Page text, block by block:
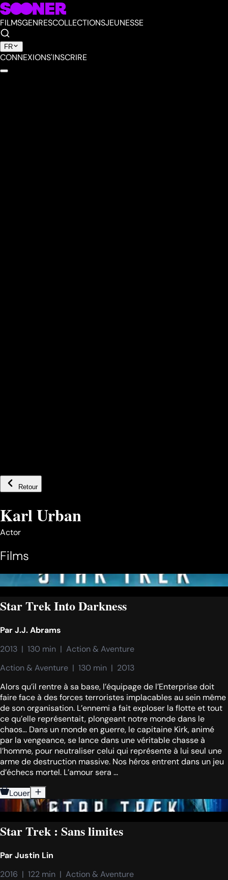
FILMSGENRESCOLLECTIONSJEUNESSE
FR
CONNEXIONS'INSCRIRE
Retour
Karl Urban
Actor
Films
Star Trek Into Darkness
ParJ.J. Abrams
2013  |  130 min  |  Action & Aventure
Action & Aventure  |  130 min  |  2013
Alors qu’il rentre à sa base, l’équipage de l’Enterprise doit
faire face à des forces terroristes implacables au sein même
de son organisation. L’ennemi a fait exploser la flotte et tout
ce qu’elle représentait, plongeant notre monde dans le
chaos… Dans un monde en guerre, le capitaine Kirk, animé
par la vengeance, se lance dans une véritable chasse à
l’homme, pour neutraliser celui qui représente à lui seul une
arme de destruction massive. Nos héros entrent dans un jeu
d’échecs mortel. L’amour sera ...
Louer
Star Trek : Sans limites
ParJustin Lin
2016  |  122 min  |  Action & Aventure